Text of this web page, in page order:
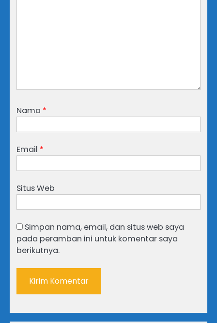
Nama *
Email *
Situs Web
Simpan nama, email, dan situs web saya
pada peramban ini untuk komentar saya
berikutnya.